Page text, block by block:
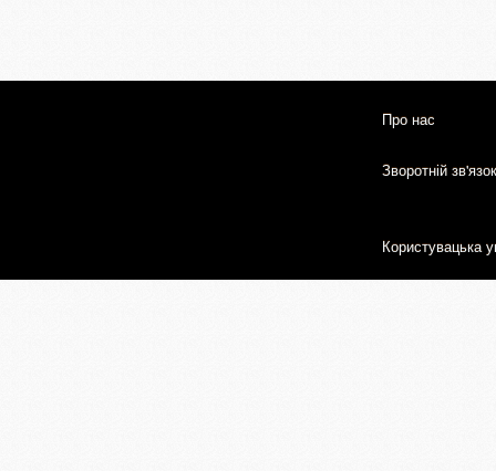
Про нас
Зворотній зв'язок
Користувацька